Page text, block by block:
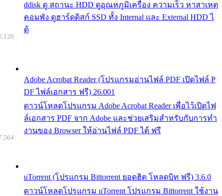
ddisk ดู สถานะ HDD ดูอุณหภูมิเครื่อง ความเร็ว หาสาเหต
คอมพัง ดูฮาร์ดดิสก์ SSD ทั้ง Internal และ External HDD ไ
ด้
Adobe Acrobat Reader (โปรแกรมอ่านไฟล์ PDF เปิดไฟล์ P
DF ไฟล์เอกสาร ฟรี) 26.001
ดาวน์โหลดโปรแกรม Adobe Acrobat Reader เพื่อไว้เปิดไฟ
ล์เอกสาร PDF จาก Adobe และช่วยเสริมสำหรับกับการทำ
งานของ Browser ให้อ่านไฟล์ PDF ได้ ฟรี
uTorrent (โปรแกรม Bittorrent ยอดฮิต โหลดบิท ฟรี) 3.6.0
ดาวน์โหลดโปรแกรม uTorrent โปรแกรม Bittorrent ใช้งาน